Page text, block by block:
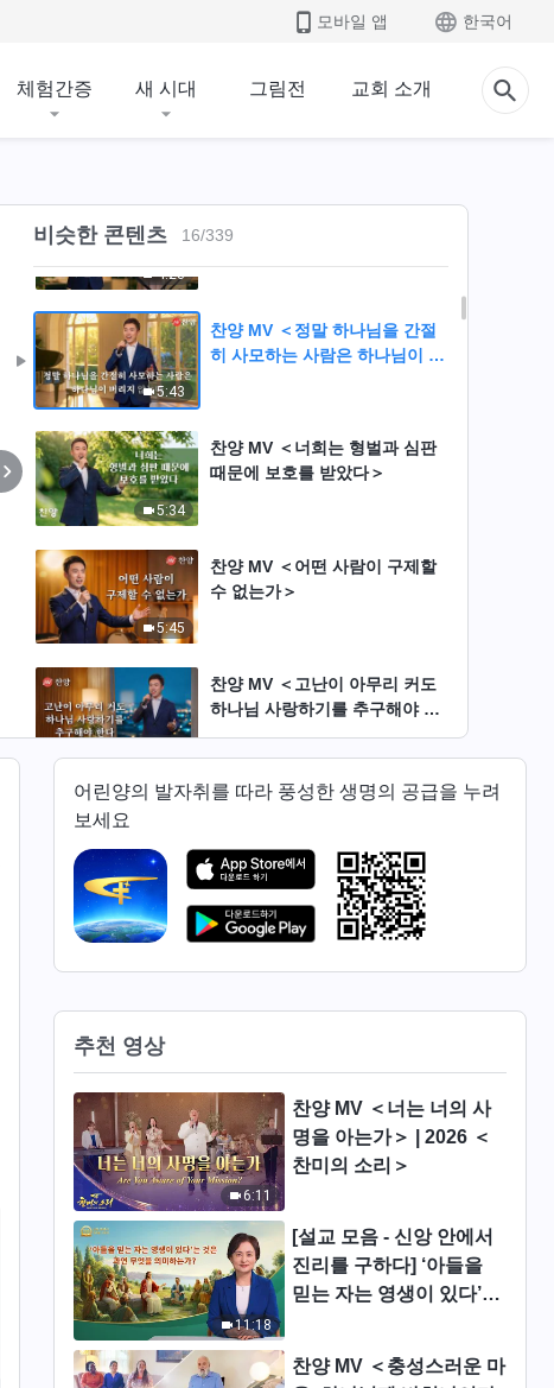
모바일 앱 한국어
체험간증 새 시대 그림전 교회 소개
비슷한 콘텐츠 16/339
찬양 MV ＜시련 속에서는 믿음
4:23
찬양 MV ＜하나님의 심판을 겪
어야만 사탄의 권세에서 벗어날
수 있다＞
5:43
찬양 MV ＜정말 하나님을 간절
히 사모하는 사람은 하나님이 버
5:34
찬양 MV ＜너희는 형벌과 심판
때문에 보호를 받았다＞
5:45
찬양 MV ＜어떤 사람이 구제할
수 없는가＞
찬양 MV ＜고난이 아무리 커도
하나님 사랑하기를 추구해야 한
다＞
4:23
찬양 MV ＜피조물은 마땅히 하
찬양 MV ＜하나님의 말씀은 사
람 생명의 필요를 공급한다＞
5:00
5:20
찬양 MV ＜말세에 하나님은 주
로 말씀으로 모든 것을 이룬다＞
5:37
찬양 MV ＜예수를 본받으라＞
어린양의 발자취를 따라 풍성한 생명의 공급을 누려
보세요
추천 영상
6:11
찬양 MV ＜너는 너의 사
명을 아는가＞ | 2026 ＜
찬미의 소리＞
11:18
[설교 모음 - 신앙 안에서
진리를 구하다] ‘아들을
믿는 자는 영생이 있다’는
찬양 MV ＜충성스러운 마